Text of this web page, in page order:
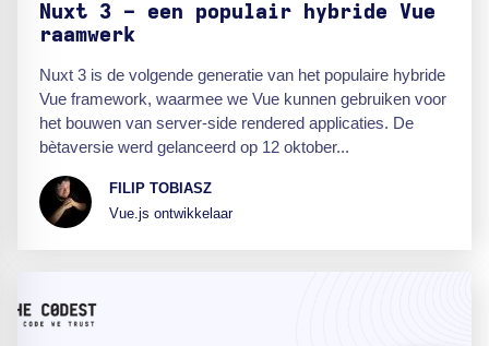
Nuxt 3 - een populair hybride Vue
raamwerk
Nuxt 3 is de volgende generatie van het populaire hybride
Vue framework, waarmee we Vue kunnen gebruiken voor
het bouwen van server-side rendered applicaties. De
bètaversie werd gelanceerd op 12 oktober...
FILIP TOBIASZ
Vue.js ontwikkelaar